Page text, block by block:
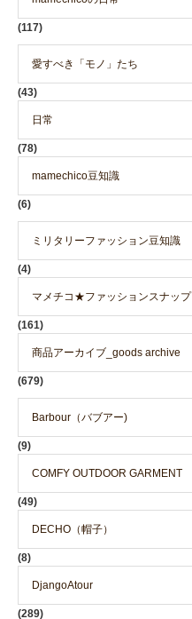
(117)
愛すべき「モノ」たち
(43)
日常
(78)
mamechico豆知識
(6)
ミリタリーファッション豆知識
(4)
マメチコ★ファッションスナップ
(161)
商品アーカイブ_goods archive
(679)
Barbour（バブアー)
(9)
COMFY OUTDOOR GARMENT
(49)
DECHO（帽子）
(8)
DjangoAtour
(289)